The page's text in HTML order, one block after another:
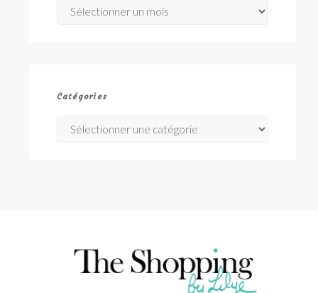
Catégories